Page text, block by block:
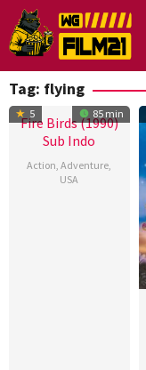
Loncat
ke
konten
Tag: flying
5 85 min
Fire Birds (1990)
Sub Indo
Action,Adventure,
USA